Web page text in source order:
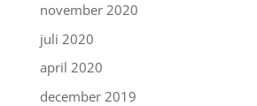
november 2020
juli 2020
april 2020
december 2019